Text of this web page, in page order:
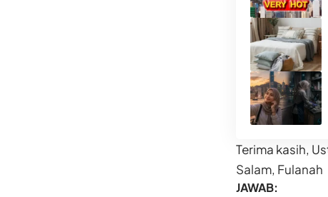
Terima kasih,
Salam, Fulanah
JAWAB: